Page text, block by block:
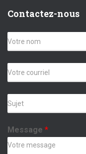
Contactez-nous
V
o
r
e
o
m
*
C
o
r
r
e
l
*
S
u
e
t
Message *